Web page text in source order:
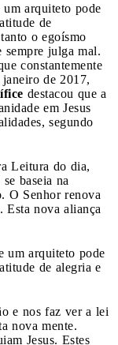
arquiteto pode
de
o egoísmo
sempre julga mal.
constantemente
de 2017,
destacou que a
em Jesus
segundo
Leitura do dia,
se baseia na
O Senhor renova
Esta nova aliança
um arquiteto pode
de alegria e
e nos faz ver a lei
nova mente.
Jesus. Estes